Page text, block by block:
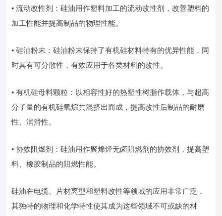
• 流动改性剂：硅油用作塑料加工的流动改性剂，改善塑料的
加工性能并提高制品的物理性能。
• 硅油粉末：硅油粉末保持了有机硅材料特有的优异性能，同
时具有可分散性，有效应用于各类材料的改性。
• 有机硅母料颗粒：以相容性好的热塑性树脂作载体，与超高
分子量的有机硅氧烷共混挤出而成，提高改性后制品的耐磨
性、润滑性。
• 协效阻燃剂：硅油用作聚烯烃无卤阻燃剂的协效剂，提高塑
料、橡胶制品的阻燃性能。
硅油在电缆、片材离型和塑料改性等领域的应用非常广泛，
其独特的物理和化学特性使其成为这些领域不可或缺的材